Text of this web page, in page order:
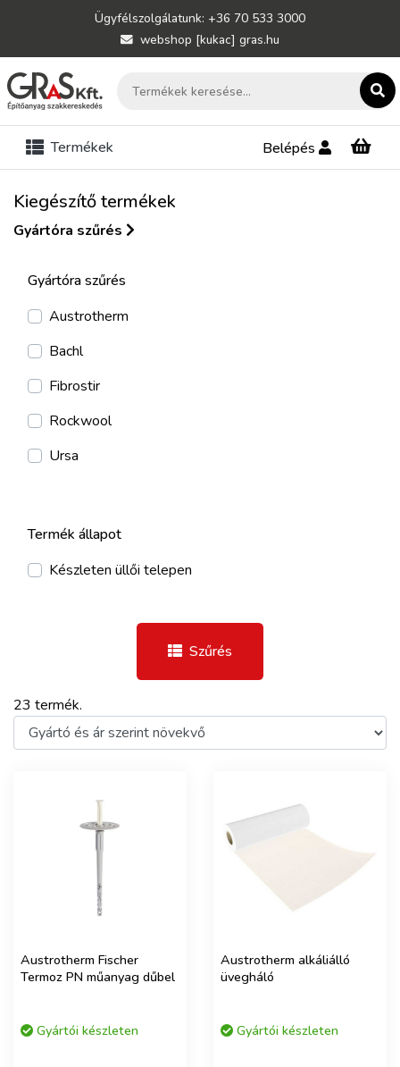
Ügyfélszolgálatunk: +36 70 533 3000
webshop [kukac] gras.hu
Termékek Belépés
Kiegészítő termékek
Gyártóra szűrés
Gyártóra szűrés
Austrotherm
Bachl
Fibrostir
Rockwool
Ursa
Termék állapot
Készleten üllői telepen
Szűrés
23 termék.
Austrotherm Fischer
Termoz PN műanyag dűbel
Gyártói készleten
Austrotherm alkáliálló
üvegháló
Gyártói készleten